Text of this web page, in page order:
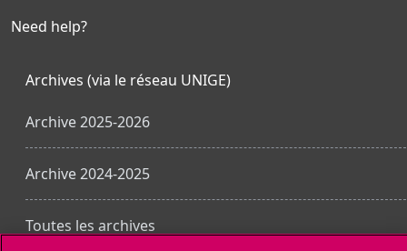
Need help?
Archives (via le réseau UNIGE)
Archive 2025-2026
Archive 2024-2025
Toutes les archives